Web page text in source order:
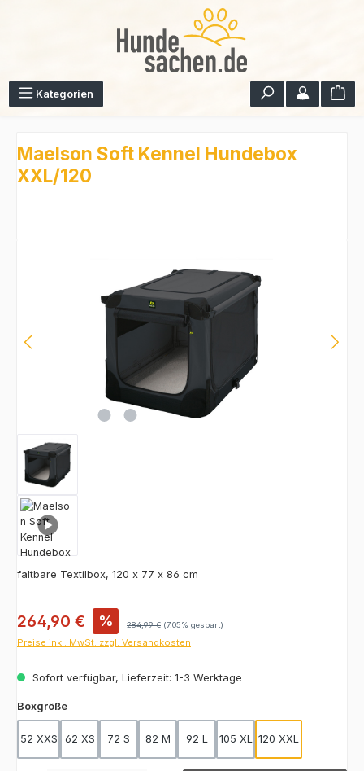
Kategorien
Maelson Soft Kennel Hundebox
XXL/120
faltbare Textilbox, 120 x 77 x 86 cm
Verkaufspreis:
264,90 € % Regulärer Preis:
284,99 € (7.05% gespart)
Preise inkl. MwSt. zzgl. Versandkosten
Sofort verfügbar, Lieferzeit: 1-3 Werktage
Boxgrößeauswählen
52 XXS 62 XS 72 S 82 M 92 L 105 XL 120 XXL